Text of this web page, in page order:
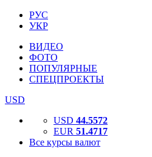
РУС
УКР
ВИДЕО
ФОТО
ПОПУЛЯРНЫЕ
СПЕЦПРОЕКТЫ
USD
USD 44.5572
EUR 51.4717
Все курсы валют